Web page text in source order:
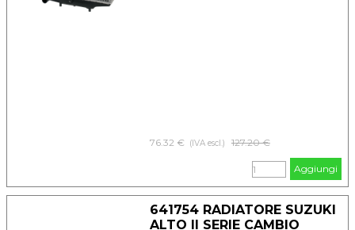
76.32 € (IVA escl.) Prezzo senza sconto
127.20 €
Aggiungi
641754 RADIATORE SUZUKI
ALTO II SERIE CAMBIO